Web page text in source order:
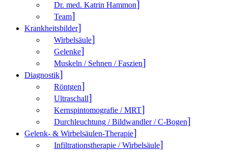
Dr. med. Katrin Hammon
Team
Krank­heitsbilder
Wirbelsäule
Gelenke
Muskeln / Sehnen / Faszien
Diagnostik
Röntgen
Ultraschall
Kernspintomografie / MRT
Durchleuchtung / Bildwandler / C-Bogen
Gelenk- & Wirbelsäulen-Therapie
Infiltrationstherapie / Wirbelsäule